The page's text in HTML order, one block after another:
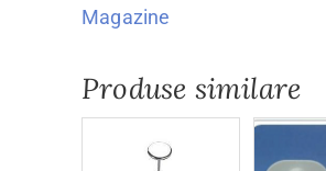
Magazine
Produse similare